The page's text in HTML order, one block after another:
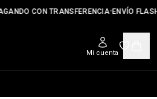
CON TRANSFERENCIA•ENVÍO
Mi cuenta